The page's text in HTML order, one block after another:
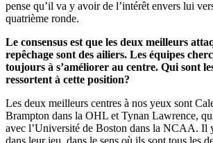
pense qu’il va y avoir de l’intérêt envers lui
quatrième ronde.
Le consensus est que les deux meilleurs
repêchage sont des ailiers. Les équipes
toujours à s’améliorer au centre. Qui sont
ressortent à cette position?
Les deux meilleurs centres à nos yeux sont
Brampton dans la OHL et Tynan Lawrence,
avec l’Université de Boston dans la NCAA. Il
dans leur jeu, dans le sens où ils sont tous les